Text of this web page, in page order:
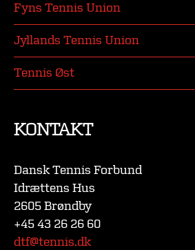
Fyns Tennis Union
Jyllands Tennis Union
Tennis Øst
KONTAKT
Dansk Tennis Forbund
Idrættens Hus
2605 Brøndby
+45 43 26 26 60
dtf@tennis.dk